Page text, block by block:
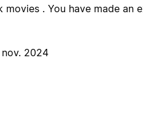
movies . You have made an
nov. 2024